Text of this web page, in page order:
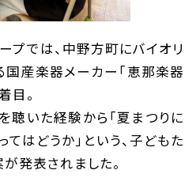
プでは、中野方町にバイオリ
産楽器メーカー「恵那楽器
目。
聴いた経験から「夏まつりに
はどうか」という、子どもた
発表されました。